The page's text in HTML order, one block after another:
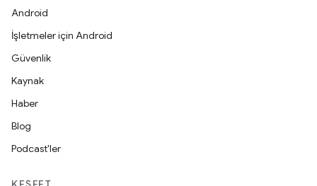
Android
İşletmeler için Android
Güvenlik
Kaynak
Haber
Blog
Podcast'ler